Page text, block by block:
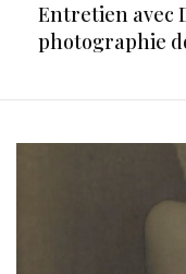
Entretien avec
photographie